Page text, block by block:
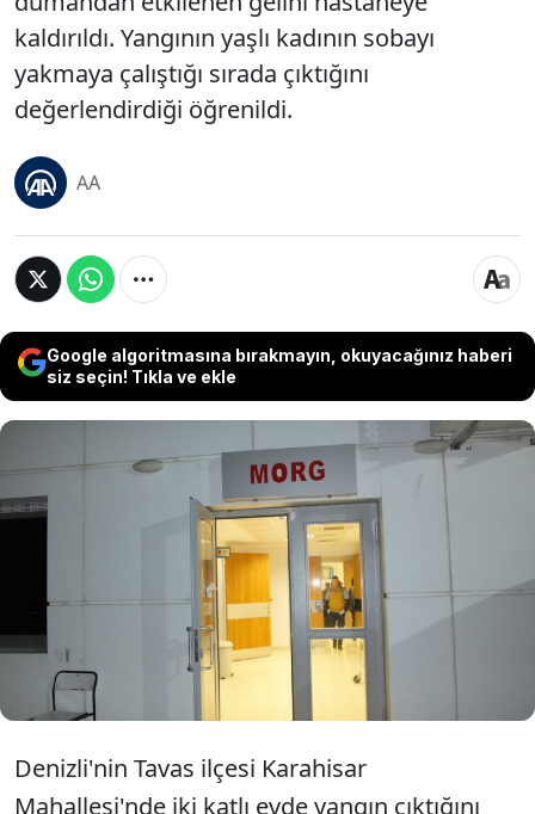
kaldırıldı. Yangının yaşlı kadının sobayı
yakmaya çalıştığı sırada çıktığını
değerlendirdiği öğrenildi.
AA
Google algoritmasına bırakmayın, okuyacağınız haberi
siz seçin! Tıkla ve ekle
Denizli'nin Tavas ilçesinde evde çıkan
yangında 94 yaşındaki yaşlı kadın öldü,
dumandan etkilenen gelini hastaneye
kaldırıldı. Yangının yaşlı kadının sobayı
yakmaya çalıştığı sırada çıktığını
değerlendirdiği öğrenildi.
Denizli'nin Tavas ilçesi Karahisar
Mahallesi'nde iki katlı evde yangın çıktığını